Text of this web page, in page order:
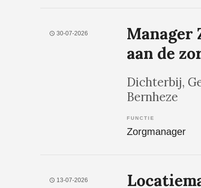
30-07-2026
Manager
aan de
Dichterbij,
Bernheze
FUNCTIE
Zorgmanager
13-07-2026